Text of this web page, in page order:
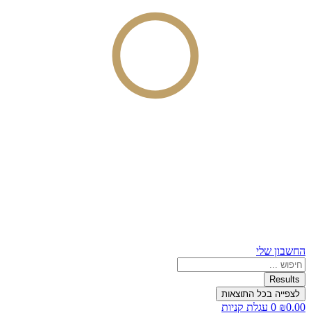
החשבון שלי
Search
...
Results
לצפייה בכל התוצאות
₪0.00
0 עגלת קניות